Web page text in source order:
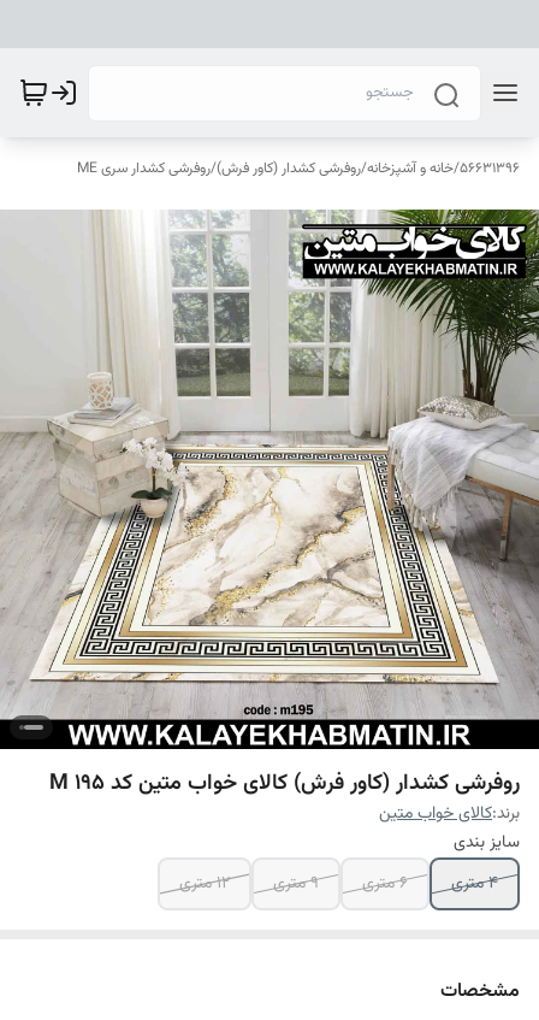
56631396
/خانه و آشپزخانه/روفرشی کشدار (کاور فرش)/روفرشی کشدار سری ME
روفرشی کشدار (کاور فرش) کالای خواب متین کد M 195
برند:کالای خواب متین
سایز بندی
4 متری
6 متری 9 متری 12 متری
مشخصات